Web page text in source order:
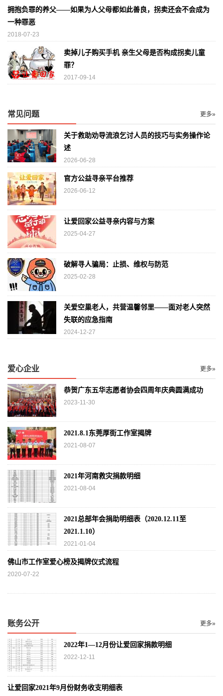
拥抱负罪的养父——如果为人父母都如此善良，拐卖还会不会成为
一种罪恶
2018-07-23
卖掉儿子购买手机 亲生父母是否构成拐卖儿童
罪？
2017-09-14
常见问题 更多»
关于救助劝导流浪乞讨人员的技巧与实务操作论
述
2026-06-28
官方公益寻亲平台推荐
2026-06-12
让爱回家公益寻亲内容与方案
2025-04-27
破解寻人骗局：止损、维权与防范
2025-02-28
关爱空巢老人，共营温馨邻里——面对老人突然
失联的应急指南
2024-12-27
爱心企业 更多»
恭贺广东五华志愿者协会四周年庆典圆满成功
2023-11-30
2021.8.1东莞厚街工作室揭牌
2021-08-07
2021年河南救灾捐款明细
2021-08-04
2021总部年会捐助明细表（2020.12.11至
2021.1.10）
2021-01-04
佛山市工作室爱心榜及揭牌仪式流程
2020-07-22
账务公开 更多»
2022年1—12月份让爱回家捐款明细
2022-12-11
让爱回家2021年9月份财务收支明细表